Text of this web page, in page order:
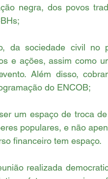
negra, dos povos
da sociedade civil no
e ações, assim como
Além disso,
do ENCOB;
um espaço de troca
populares, e não
financeiro tem espaço.